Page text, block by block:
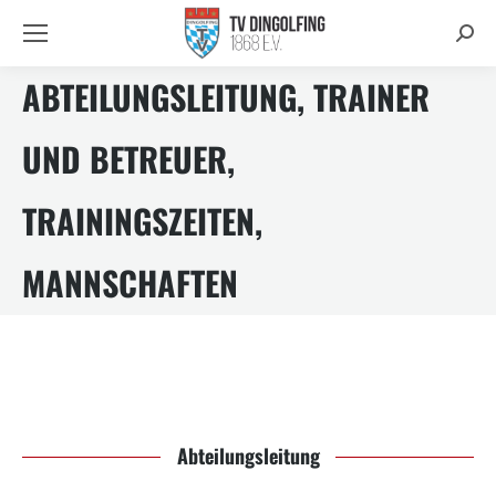
ABTEILUNGSLEITUNG, TRAINER
UND BETREUER,
TRAININGSZEITEN,
MANNSCHAFTEN
Abteilungsleitung